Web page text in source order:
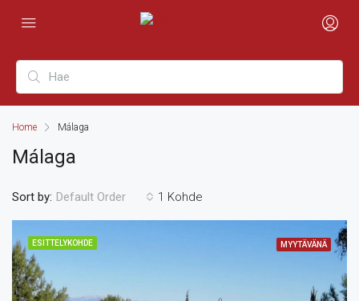
Home Málaga
Málaga
1 Kohde
Sort by: Default Order
ESITTELYKOHDE MYYTÄVÄNÄ